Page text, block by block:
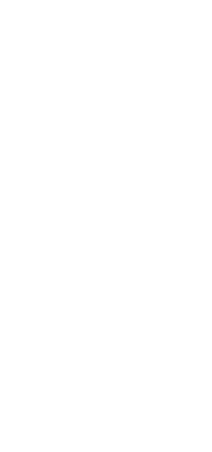
ッジを付与しています
心・安全なユーザーです
を完了させた実績があります
の取引実績があります
はありません
ます